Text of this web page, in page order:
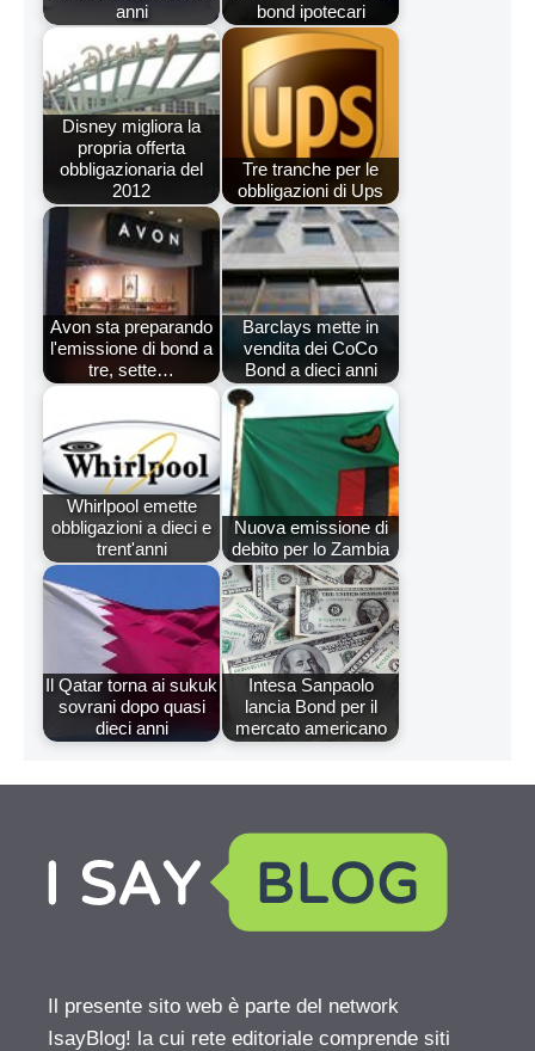
anni
bond ipotecari
Disney migliora la
propria offerta
obbligazionaria del
2012
Tre tranche per le
obbligazioni di Ups
Avon sta preparando
l'emissione di bond a
tre, sette…
Barclays mette in
vendita dei CoCo
Bond a dieci anni
Whirlpool emette
obbligazioni a dieci e
trent'anni
Nuova emissione di
debito per lo Zambia
Il Qatar torna ai sukuk
sovrani dopo quasi
dieci anni
Intesa Sanpaolo
lancia Bond per il
mercato americano
Il presente sito web è parte del network
IsayBlog! la cui rete editoriale comprende siti